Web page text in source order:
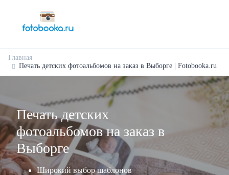
Главная
Печать детских фотоальбомов на заказ в Выборге | Fotobooka.ru
Печать детских
фотоальбомов на заказ в
Выборге
Широкий выбор шаблонов